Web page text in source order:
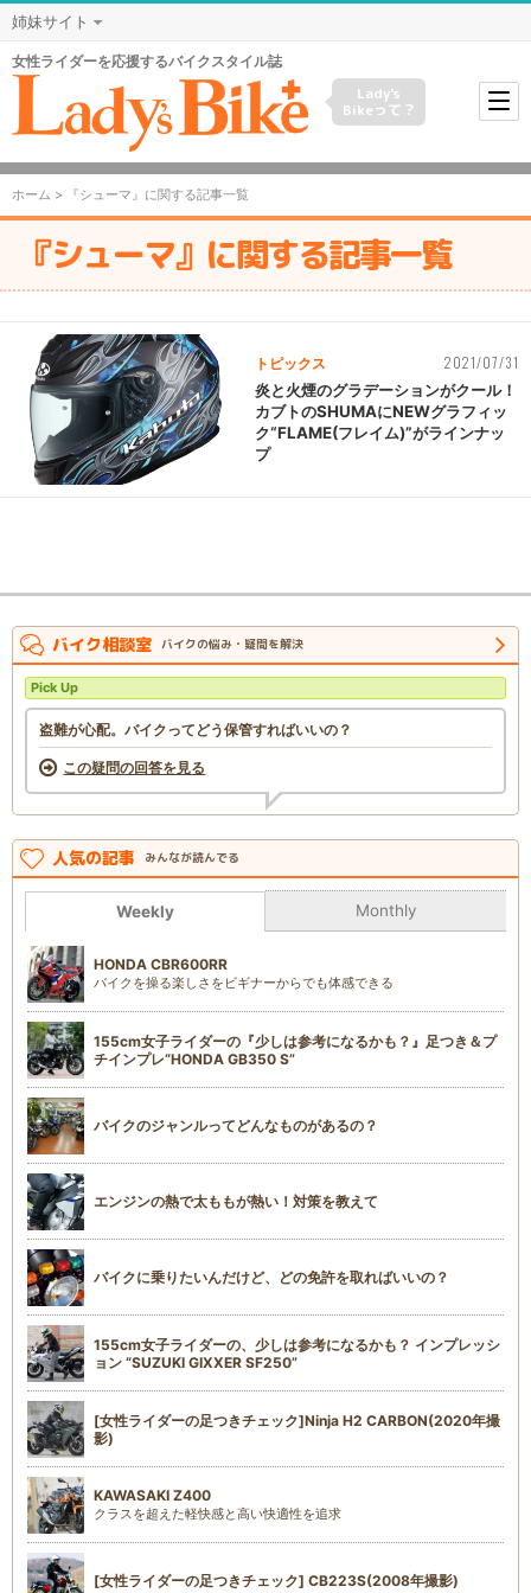
姉妹サイト
女性ライダーを応援するバイクスタイル誌
Lady's
Bikeって？
ホーム > 『シューマ』に関する記事一覧
『シューマ』に関する記事一覧
トピックス 2021/07/31
炎と火煙のグラデーションがクール！
カブトのSHUMAにNEWグラフィッ
ク“FLAME(フレイム)”がラインナッ
プ
バイク相談室 バイクの悩み・疑問を解決
Pick Up
盗難が心配。バイクってどう保管すればいいの？
この疑問の回答を見る
人気の記事 みんなが読んでる
Weekly Monthly
HONDA CBR600RR
バイクを操る楽しさをビギナーからでも体感できる
155cm女子ライダーの『少しは参考になるかも？』足つき＆プ
チインプレ“HONDA GB350 S”
バイクのジャンルってどんなものがあるの？
エンジンの熱で太ももが熱い！対策を教えて
バイクに乗りたいんだけど、どの免許を取ればいいの？
155cm女子ライダーの、少しは参考になるかも？ インプレッシ
ョン “SUZUKI GIXXER SF250”
[女性ライダーの足つきチェック]Ninja H2 CARBON(2020年撮
影)
KAWASAKI Z400
クラスを超えた軽快感と高い快適性を追求
[女性ライダーの足つきチェック] CB223S(2008年撮影)